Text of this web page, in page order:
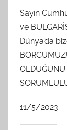
Sayın
ve
Dünya’da
OLDUĞUNU
11/5/2023